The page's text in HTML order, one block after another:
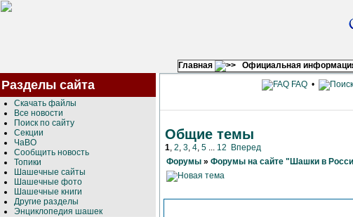
Главная
Официальная
Разделы сайта
Скачать файлы
Все новости
Поиск по сайту
Секции
ЧаВО
Сообщить новость
Топики
Шашечные сайты
Шашечные фото
Шашечные книги
Другие разделы
Энциклопедия шашек
FAQ•
Общие темы
1, 2, 3, 4, 5 ... 12
Вперед
Форумы » Форумы на сайте "Шашки в